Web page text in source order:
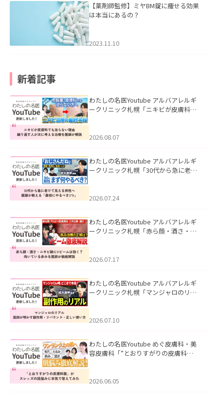
【薬剤師監修】ミヤBM錠に痩せる効果
は本当にあるの？
2023.11.10
新着記事
わたしの名医Youtube アルバアレルギ
ークリニック札幌「ニキビが皮膚科で
ました。
2026.08.07
わたしの名医Youtube アルバアレルギ
ークリニック札幌「30代から急に老け
た。
2026.07.24
わたしの名医Youtube アルバアレルギ
ークリニック札幌「赤ら顔・酒さ・ニ
した。
2026.07.17
わたしの名医Youtube アルバアレルギ
ークリニック札幌「マンジャロのリア
た。
2026.07.10
わたしの名医Youtube めぐ皮膚科・美
容皮膚科「”とおりすがりの皮膚科
2026.06.05